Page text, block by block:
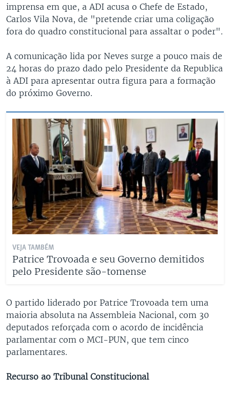
imprensa em que, a ADI acusa o Chefe de Estado,
Carlos Vila Nova, de "pretende criar uma coligação
fora do quadro constitucional para assaltar o poder".
A comunicação lida por Neves surge a pouco mais de
24 horas do prazo dado pelo Presidente da Republica
à ADI para apresentar outra figura para a formação
do próximo Governo.
VEJA TAMBÉM
Patrice Trovoada e seu Governo demitidos
pelo Presidente são-tomense
O partido liderado por Patrice Trovoada tem uma
maioria absoluta na Assembleia Nacional, com 30
deputados reforçada com o acordo de incidência
parlamentar com o MCI-PUN, que tem cinco
parlamentares.
Recurso ao Tribunal Constitucional